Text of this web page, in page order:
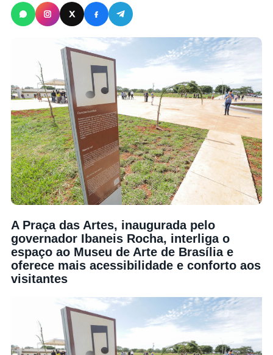
A Praça das Artes, inaugurada pelo
governador Ibaneis Rocha, interliga o
espaço ao Museu de Arte de Brasília e
oferece mais acessibilidade e conforto aos
visitantes